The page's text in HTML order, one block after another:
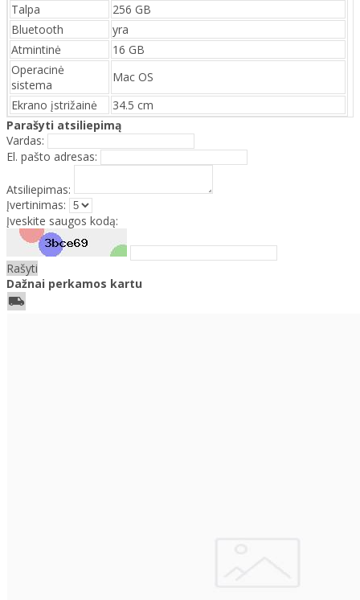
Talpa
256 GB
Bluetooth
yra
Atmintinė
16 GB
Operacinė
sistema
Mac OS
Ekrano įstrižainė
34.5 cm
Parašyti atsiliepimą
Vardas:
El. pašto adresas:
Atsiliepimas:
Įvertinimas:
Įveskite saugos kodą:
Rašyti
Dažnai perkamos kartu